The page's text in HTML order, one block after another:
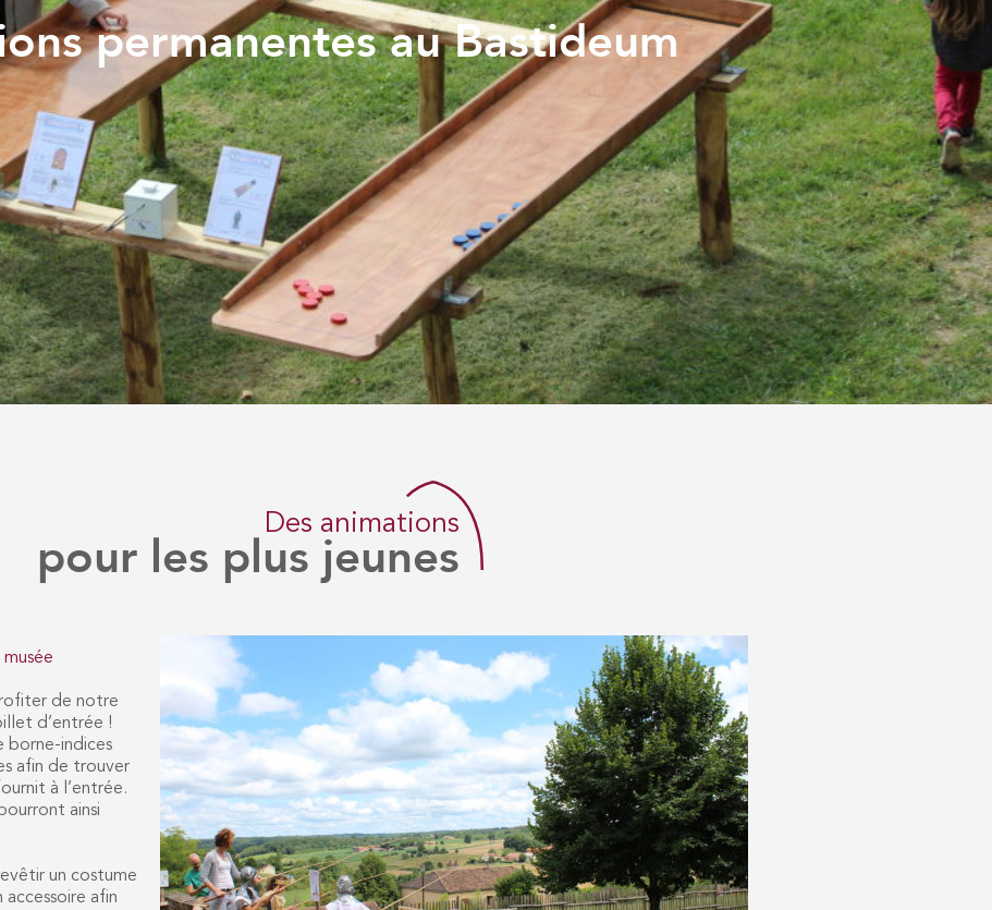
permanentes au Bastideum
Des animations
pour les plus jeunes
de notre
d’entrée !
borne-indices
afin de trouver
à l’entrée.
ainsi
un costume
afin